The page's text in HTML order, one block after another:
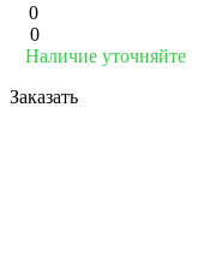
0
0
Наличие уточняйте
Заказать